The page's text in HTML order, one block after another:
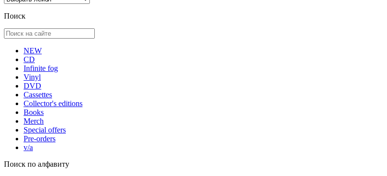
Поиск
NEW
CD
Infinite fog
Vinyl
DVD
Cassettes
Collector's editions
Books
Merch
Special offers
Pre-orders
v/a
Поиск по алфавиту